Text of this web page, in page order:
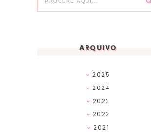
ARQUIVO
2025
2024
2023
2022
2021